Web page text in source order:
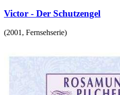
Victor - Der Schutzengel
(2001 , Fernsehserie)